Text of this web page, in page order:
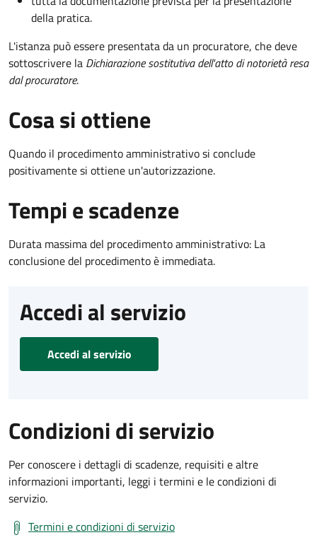
della pratica.
L'istanza può essere presentata da un procuratore, che deve
sottoscrivere la Dichiarazione sostitutiva dell'atto di notorietà resa
dal procuratore.
Cosa si ottiene
Quando il procedimento amministrativo si conclude
positivamente si ottiene un'autorizzazione.
Tempi e scadenze
Durata massima del procedimento amministrativo: La
conclusione del procedimento è immediata.
Accedi al servizio
Accedi al servizio
Condizioni di servizio
Per conoscere i dettagli di scadenze, requisiti e altre
informazioni importanti, leggi i termini e le condizioni di
servizio.
Termini e condizioni di servizio